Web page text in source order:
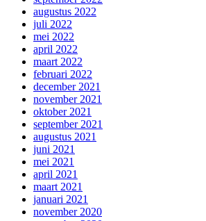
augustus 2022
juli 2022
mei 2022
april 2022
maart 2022
februari 2022
december 2021
november 2021
oktober 2021
september 2021
augustus 2021
juni 2021
mei 2021
april 2021
maart 2021
januari 2021
november 2020